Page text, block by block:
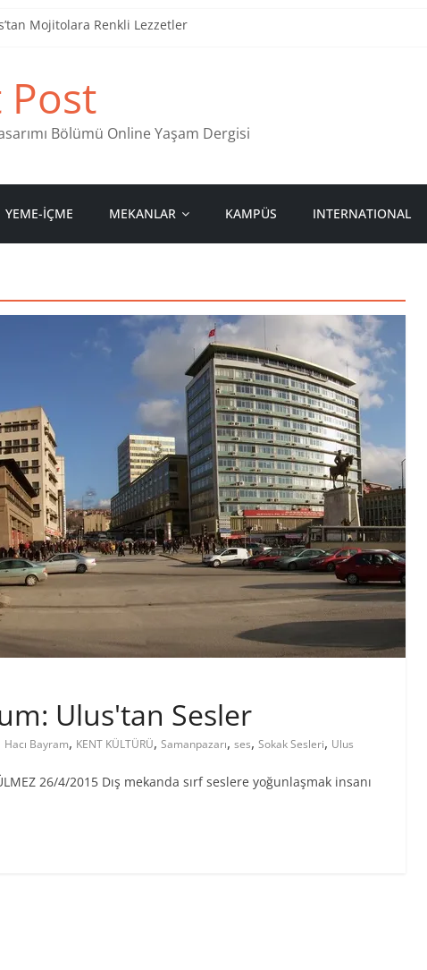
Mojitolara Renkli Lezzetler
Stamps in Ankara
Bölümü Online Yaşam Dergisi
YEME-İÇME MEKANLAR KAMPÜS INTERNATIONAL
Ulus'tan Sesler
Hacı Bayram, KENT KÜLTÜRÜ, Samanpazarı, ses, Sokak Sesleri, Ulus
26/4/2015 Dış mekanda sırf seslere yoğunlaşmak insanı